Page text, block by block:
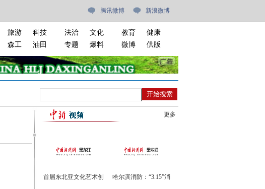
腾讯微博 新浪微博
旅游
科技
森工
油田
法治
文化
专题
爆料
教育
健康
微博
供版
更多
首届东北亚文化艺术创
哈尔滨消防：“3.15”消